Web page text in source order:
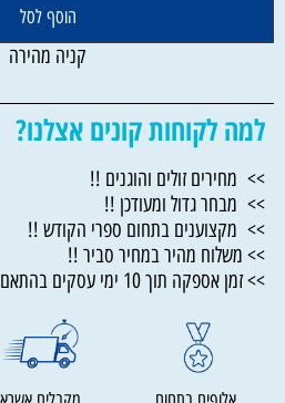
הוסף לסל
קניה מהירה
למה לקוחות קונים אצלנו?
>> מחירים זולים והוגנים !!
>> מבחר גדול ומעודכן !!
>> מקצוענים בתחום ספרי הקודש !!
>> משלוח מהיר במחיר סביר !!
>> זמן אספקה תוך 10 ימי עסקים בהתאם לתקנון החנות